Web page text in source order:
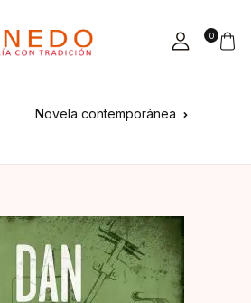
0
Novela contemporánea